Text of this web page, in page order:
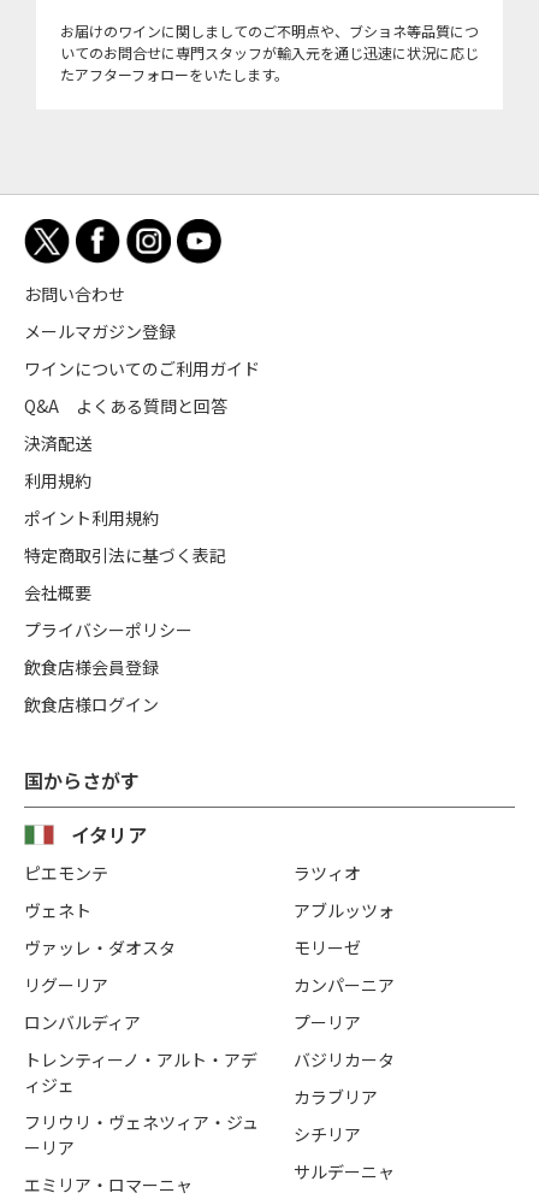
お届けのワインに関しましてのご不明点や、ブショネ等品質につ
いてのお問合せに専門スタッフが輸入元を通じ迅速に状況に応じ
たアフターフォローをいたします。
国からさがす
イタリア
ピエモンテ
ヴェネト
ヴァッレ・ダオスタ
リグーリア
ロンバルディア
トレンティーノ・アルト・アデ
ィジェ
フリウリ・ヴェネツィア・ジュ
ーリア
エミリア・ロマーニャ
ラツィオ
アブルッツォ
モリーゼ
カンパーニア
プーリア
バジリカータ
カラブリア
シチリア
サルデーニャ
お問い合わせ
メールマガジン登録
ワインについてのご利用ガイド
Q&A よくある質問と回答
決済配送
利用規約
ポイント利用規約
特定商取引法に基づく表記
会社概要
プライバシーポリシー
飲食店様会員登録
飲食店様ログイン